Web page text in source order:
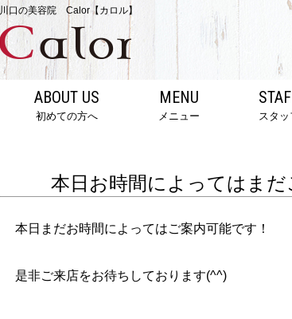
川口の美容院 Calor【カロル】
ABOUT US
初めての方へ
MENU
メニュー スタッ
本日お時間によってはまだ
本日まだお時間によってはご案内可能です！
是非ご来店をお待ちしております(^^)